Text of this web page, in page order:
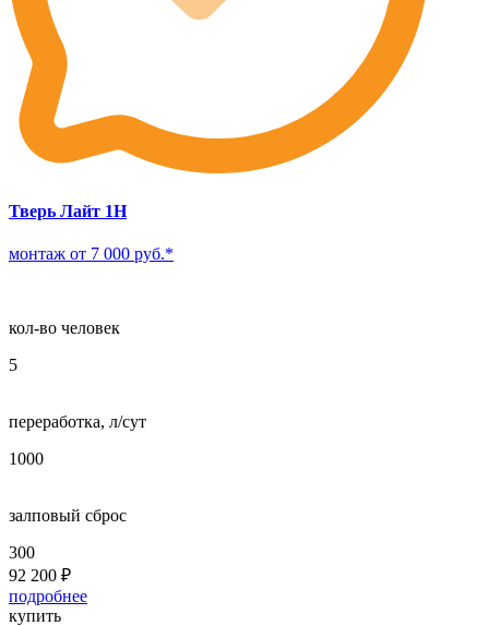
Тверь Лайт 1Н
монтаж от 7 000 руб.*
кол-во человек
5
переработка, л/сут
1000
залповый сброс
300
92 200 ₽
подробнее
купить